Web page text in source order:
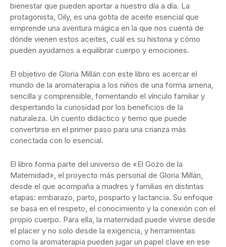
bienestar que pueden aportar a nuestro día a día. La
protagonista, Oily, es una gotita de aceite esencial que
emprende una aventura mágica en la que nos cuenta de
dónde vienen estos aceites, cuál es su historia y cómo
pueden ayudarnos a equilibrar cuerpo y emociones.
El objetivo de Gloria Millán con este libro es acercar el
mundo de la aromaterapia a los niños de una forma amena,
sencilla y comprensible, fomentando el vínculo familiar y
despertando la curiosidad por los beneficios de la
naturaleza. Un cuento didáctico y tierno que puede
convertirse en el primer paso para una crianza más
conectada con lo esencial.
El libro forma parte del universo de «El Gozo de la
Maternidad», el proyecto más personal de Gloria Millán,
desde el que acompaña a madres y familias en distintas
etapas: embarazo, parto, posparto y lactancia. Su enfoque
se basa en el respeto, el conocimiento y la conexión con el
propio cuerpo. Para ella, la maternidad puede vivirse desde
el placer y no solo desde la exigencia, y herramientas
como la aromaterapia pueden jugar un papel clave en ese